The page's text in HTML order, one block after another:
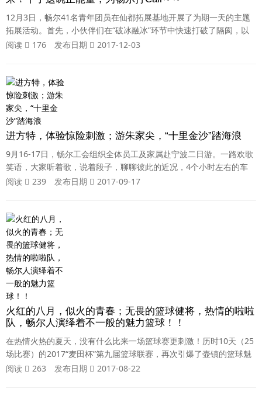
12月3日，畅尔41名青年团员在仙都拓展基地开展了为期一天的主题
拓展活动。首先，小伙伴们在“破冰融冰”环节中快速打破了隔阂，以
一种开放的心态，快速投入各个项目中，并组建了“NO.1队”、“吃鸡打
鸡打call队”：口号：说到不如做到，要做就做最好！“战狼队”：口
号：
阅读 176 发布日期 2017-12-03
进方特，体验惊险刺激；游朱家尖，“十里金沙”踏海浪
9月16-17日，畅尔工会组织全体员工及家属赴宁波二日游。一路欢歌
笑语，大家听着歌，说着段子，聊聊彼此的近况，4个小时左右的车
程，每一分钟都是快乐的，浓浓的畅尔情在每个人的心中荡漾！畅尔
恋》、《惊魂之旅》等20多个优秀的主题项目及众多游玩设施。不论
是大人、老人、小孩都能在这找到自
阅读 239 发布日期 2017-09-17
火红的八月，似火的青春；无畏的篮球健将，热情的啦啦
队，畅尔人演绎着不一般的魅力篮球！！
在热情火热的夏天，没有什么比来一场篮球赛更刺激！历时10天（25
场比赛）的2017“麦田杯”第九届篮球联赛，再次引爆了壶镇的篮球魅
力！紧张地赛事让人心跳加速，球员们在赛场上来回“厮杀”，激情澎
阅读 263 发布日期 2017-08-22